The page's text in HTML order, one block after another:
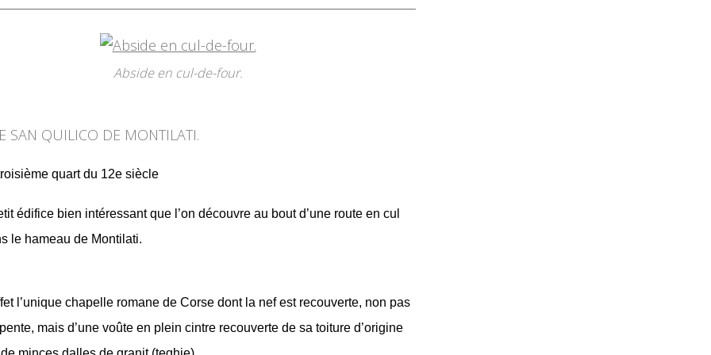
Abside en cul-de-four.
SAN QUILICO DE MONTILATI.
quart du 12e siècle
édifice bien intéressant que l’on découvre au bout d’une route en cul
le hameau de Montilati.
l’unique chapelle romane de Corse dont la nef est recouverte, non pas
mais d’une voûte en plein cintre recouverte de sa toiture d’origine